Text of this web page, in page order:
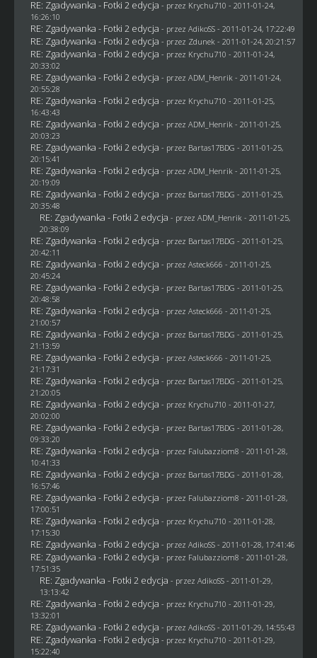
RE: Zgadywanka - Fotki 2 edycja - przez Krychu710 - 2011-01-24,
16:26:10
RE: Zgadywanka - Fotki 2 edycja - przez AdikoSS - 2011-01-24, 17:22:49
RE: Zgadywanka - Fotki 2 edycja - przez Zdunek - 2011-01-24, 20:21:57
RE: Zgadywanka - Fotki 2 edycja - przez Krychu710 - 2011-01-24,
20:33:02
RE: Zgadywanka - Fotki 2 edycja - przez ADM_Henrik - 2011-01-24,
20:55:28
RE: Zgadywanka - Fotki 2 edycja - przez Krychu710 - 2011-01-25,
16:43:43
RE: Zgadywanka - Fotki 2 edycja - przez ADM_Henrik - 2011-01-25,
20:03:23
RE: Zgadywanka - Fotki 2 edycja - przez Bartas17BDG - 2011-01-25,
20:15:41
RE: Zgadywanka - Fotki 2 edycja - przez ADM_Henrik - 2011-01-25,
20:19:09
RE: Zgadywanka - Fotki 2 edycja - przez Bartas17BDG - 2011-01-25,
20:35:48
RE: Zgadywanka - Fotki 2 edycja - przez ADM_Henrik - 2011-01-25,
20:38:09
RE: Zgadywanka - Fotki 2 edycja - przez Bartas17BDG - 2011-01-25,
20:42:11
RE: Zgadywanka - Fotki 2 edycja - przez Asteck666 - 2011-01-25,
20:45:24
RE: Zgadywanka - Fotki 2 edycja - przez Bartas17BDG - 2011-01-25,
20:48:58
RE: Zgadywanka - Fotki 2 edycja - przez Asteck666 - 2011-01-25,
21:00:57
RE: Zgadywanka - Fotki 2 edycja - przez Bartas17BDG - 2011-01-25,
21:13:59
RE: Zgadywanka - Fotki 2 edycja - przez Asteck666 - 2011-01-25,
21:17:31
RE: Zgadywanka - Fotki 2 edycja - przez Bartas17BDG - 2011-01-25,
21:20:05
RE: Zgadywanka - Fotki 2 edycja - przez Krychu710 - 2011-01-27,
20:02:00
RE: Zgadywanka - Fotki 2 edycja - przez Bartas17BDG - 2011-01-28,
09:33:20
RE: Zgadywanka - Fotki 2 edycja - przez Falubazziom8 - 2011-01-28,
10:41:33
RE: Zgadywanka - Fotki 2 edycja - przez Bartas17BDG - 2011-01-28,
16:57:46
RE: Zgadywanka - Fotki 2 edycja - przez Falubazziom8 - 2011-01-28,
17:00:51
RE: Zgadywanka - Fotki 2 edycja - przez Krychu710 - 2011-01-28,
17:15:30
RE: Zgadywanka - Fotki 2 edycja - przez AdikoSS - 2011-01-28, 17:41:46
RE: Zgadywanka - Fotki 2 edycja - przez Falubazziom8 - 2011-01-28,
17:51:35
RE: Zgadywanka - Fotki 2 edycja - przez AdikoSS - 2011-01-29,
13:13:42
RE: Zgadywanka - Fotki 2 edycja - przez Krychu710 - 2011-01-29,
13:32:01
RE: Zgadywanka - Fotki 2 edycja - przez AdikoSS - 2011-01-29, 14:55:43
RE: Zgadywanka - Fotki 2 edycja - przez Krychu710 - 2011-01-29,
15:22:40